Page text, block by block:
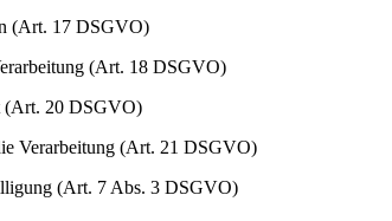
(Art. 17 DSGVO)
(Art. 18 DSGVO)
(Art. 20 DSGVO)
Verarbeitung (Art. 21 DSGVO)
(Art. 7 Abs. 3 DSGVO)